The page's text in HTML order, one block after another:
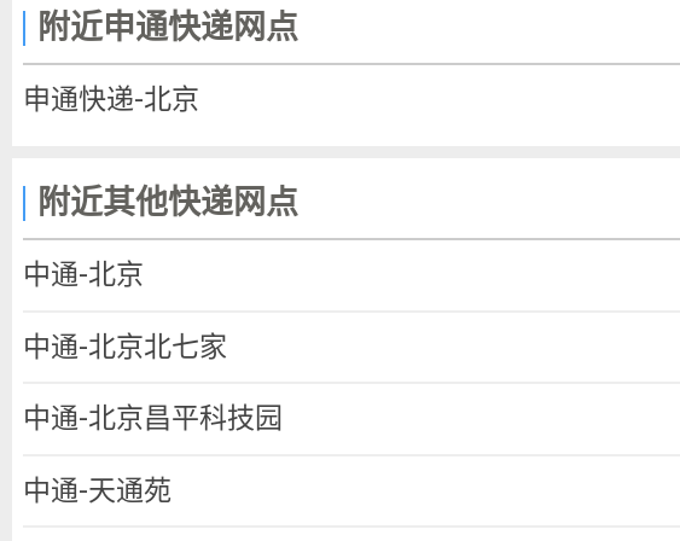
区、西沙屯村、豆各庄村、路庄村、路松街社区
口村、东水峪村、仙人洞村、北新村社区、十三
陵村、康陵园村、康陵村、德胜口村、德陵村、
村、裕陵村、西山口村、锥石口村、长陵园村、
村、分水岭村、北庄村、南庄村、慈悲峪村、望
山村、西湖村、辛庄村、连山石村、黑山寨村）
小东流村、小汤山村、小赴任庄村、尚信村、市
西官庄村、讲礼村、赖马庄村、赴任辛庄村、酸
森林大第家园南区社区、森林大第家园社区、芦
附近申通快递网点
申通快递-北京
附近其他快递网点
中通-北京
中通-北京北七家
中通-北京昌平科技园
中通-天通苑